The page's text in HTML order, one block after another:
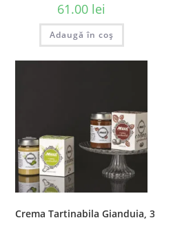
61.00 lei
Adaugă în coș
Crema Tartinabila Gianduia, 350 gr